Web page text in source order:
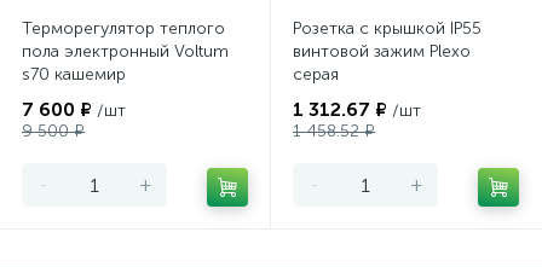
Терморегулятор теплого
пола электронный Voltum
s70 кашемир
7 600 ₽ /шт
9 500 ₽
- +
Розетка с крышкой IP55
винтовой зажим Plexo
серая
1 312.67 ₽ /шт
1 458.52 ₽
- +